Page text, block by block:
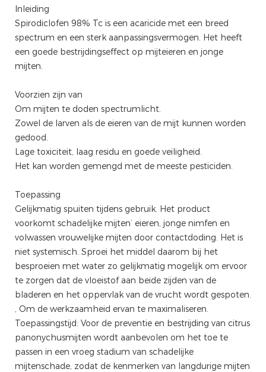
Inleiding
Spirodiclofen 98% Tc is een acaricide met een breed
spectrum en een sterk aanpassingsvermogen. Het heeft
een goede bestrijdingseffect op mijteieren en jonge
mijten.
Voorzien zijn van
Om mijten te doden spectrumlicht.
Zowel de larven als de eieren van de mijt kunnen worden
gedood.
Lage toxiciteit, laag residu en goede veiligheid.
Het kan worden gemengd met de meeste pesticiden.
Toepassing
Gelijkmatig spuiten tijdens gebruik. Het product
voorkomt schadelijke mijten’ eieren, jonge nimfen en
volwassen vrouwelijke mijten door contactdoding. Het is
niet systemisch. Sproei het middel daarom bij het
besproeien met water zo gelijkmatig mogelijk om ervoor
te zorgen dat de vloeistof aan beide zijden van de
bladeren en het oppervlak van de vrucht wordt gespoten.
, Om de werkzaamheid ervan te maximaliseren.
Toepassingstijd: Voor de preventie en bestrijding van citrus
panonychusmijten wordt aanbevolen om het toe te
passen in een vroeg stadium van schadelijke
mijtenschade, zodat de kenmerken van langdurige mijten